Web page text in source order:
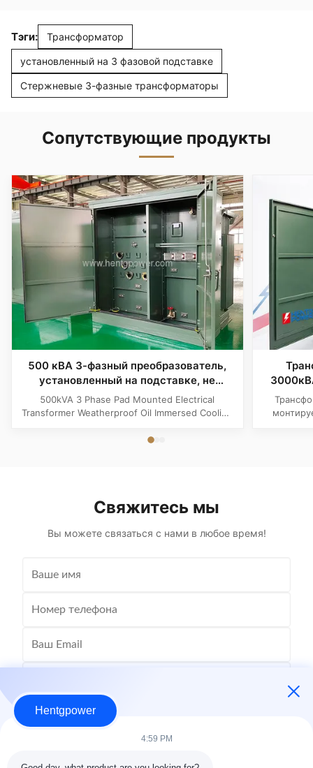
Тэги: Трансформатор
установленный на 3 фазовой подставке
Стержневые 3-фазные трансформаторы
Сопутствующие продукты
500 кВА 3-фазный преобразователь,
установленный на подставке, не
подвергающийся воздействию
погодных условий, охлаждение с
500kVA 3 Phase Pad Mounted Electrical
Transformer Weatherproof Oil Immersed Cooling
Distribution transformer, power transformer, Oil-
Свяжитесь мы
Вы можете связаться с нами в любое время!
Hentgpower
4:59 PM